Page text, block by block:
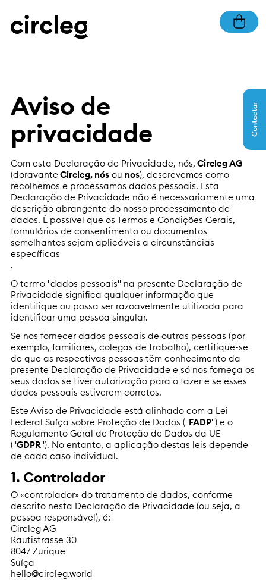
Contactar
Aviso de
privacidade
Com esta Declaração de Privacidade, nós, Circleg AG
(doravante Circleg, nós ou nos), descrevemos como
recolhemos e processamos dados pessoais. Esta
Declaração de Privacidade não é necessariamente uma
descrição abrangente do nosso processamento de
dados. É possível que os Termos e Condições Gerais,
formulários de consentimento ou documentos
semelhantes sejam aplicáveis a circunstâncias
específicas
.
O termo "dados pessoais" na presente Declaração de
Privacidade significa qualquer informação que
identifique ou possa ser razoavelmente utilizada para
identificar uma pessoa singular.
Se nos fornecer dados pessoais de outras pessoas (por
exemplo, familiares, colegas de trabalho), certifique-se
de que as respectivas pessoas têm conhecimento da
presente Declaração de Privacidade e só nos forneça os
seus dados se tiver autorização para o fazer e se esses
dados pessoais estiverem corretos.
Este Aviso de Privacidade está alinhado com a Lei
Federal Suíça sobre Proteção de Dados ("FADP") e o
Regulamento Geral de Proteção de Dados da UE
("GDPR"). No entanto, a aplicação destas leis depende
de cada caso individual.
1. Controlador
O «controlador» do tratamento de dados, conforme
descrito nesta Declaração de Privacidade (ou seja, a
pessoa responsável), é:
Circleg AG
Rautistrasse 30
8047 Zurique
Suíça
hello@circleg.world